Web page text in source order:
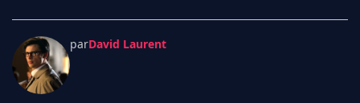
parDavid Laurent